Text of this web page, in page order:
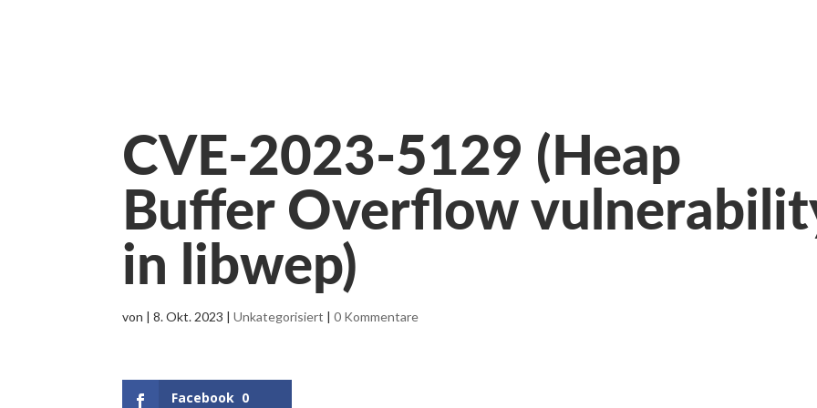
CVE-2023-5129 (Heap
Buffer Overflow
in libwep)
von |8. Okt. 2023 |Unkategorisiert |0 Kommentare
Facebook 0